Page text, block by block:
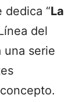
dedica “La
del
serie